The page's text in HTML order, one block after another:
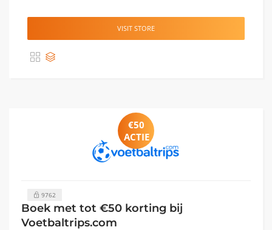
VISIT STORE
€50
ACTIE
9762
Boek met tot €50 korting bij
Voetbaltrips.com